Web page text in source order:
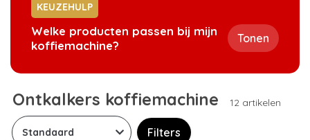
KEUZEHULP
Welke producten passen bij mijn
koffiemachine?
Tonen
Ontkalkers koffiemachine 12 artikelen
Filters